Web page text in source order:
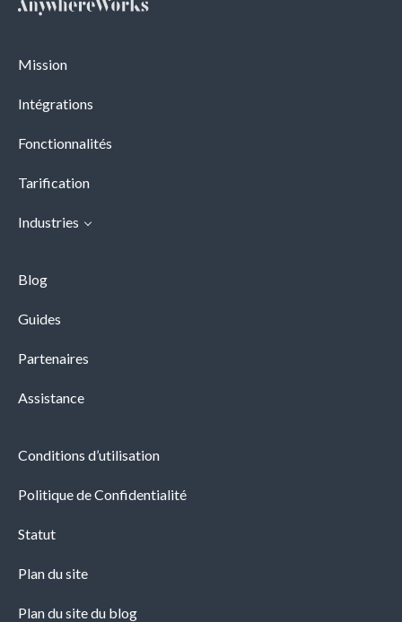
Mission
Intégrations
Fonctionnalités
Tarification
Industries
Blog
Guides
Partenaires
Assistance
Conditions d’utilisation
Politique de Confidentialité
Statut
Plan du site
Plan du site du blog